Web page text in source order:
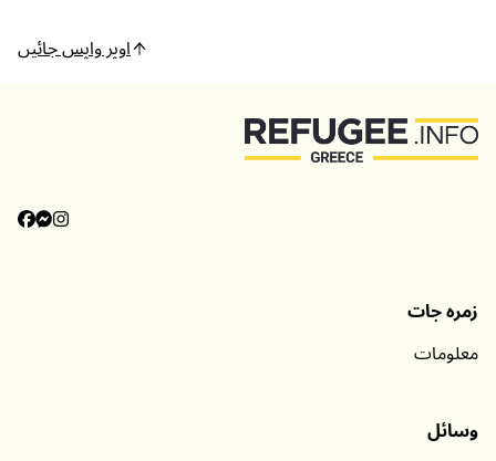
اوپر واپس جائیں
زمرہ جات
معلومات
وسائل